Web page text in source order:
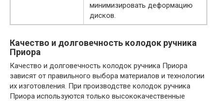
минимизировать деформацию
дисков.
Качество и долговечность колодок ручника
Приора
Качество и долговечность колодок ручника Приора
зависят от правильного выбора материалов и технологии
их изготовления. При производстве колодок ручника
Приора используются только высококачественные